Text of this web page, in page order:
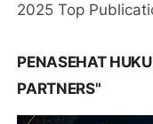
2025 Top
PENASEHAT
PARTNERS"